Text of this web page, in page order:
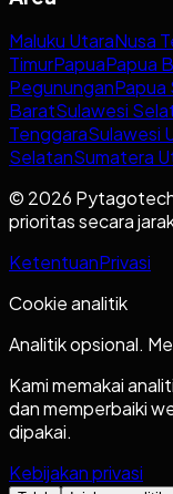
Maluku UtaraNusa
TimurPapuaPapua
PegununganPapua
BaratSulawesi
TenggaraSulawesi
SelatanSumatera
© 2026
prioritas secara
KetentuanPrivasi
Cookie analitik
Analitik opsional.
Kami memakai
dan memperbaiki
dipakai.
Kebijakan privasi